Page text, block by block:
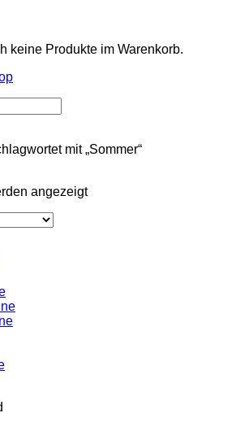
keine Produkte im Warenkorb.
mit „Sommer“
angezeigt